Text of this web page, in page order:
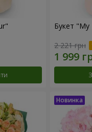
Букет "My
2 221 грн